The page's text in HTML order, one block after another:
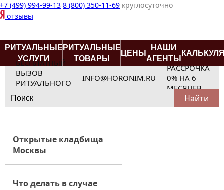
+7 (499) 994-99-13 8 (800) 350-11-69 круглосуточно
отзывы
РИТУАЛЬНЫЕ
УСЛУГИ
РИТУАЛЬНЫЕ
ТОВАРЫ
ЦЕНЫ
НАШИ
АГЕНТЫ
БЕСПЛАТНЫЙ
ВЫЗОВ
РИТУАЛЬНОГО
АГЕНТА
INFO@HORONIM.RU
РАССРОЧКА
0% НА 6
МЕСЯЦЕВ
for:
Открытые кладбища
Москвы
Что делать в случае